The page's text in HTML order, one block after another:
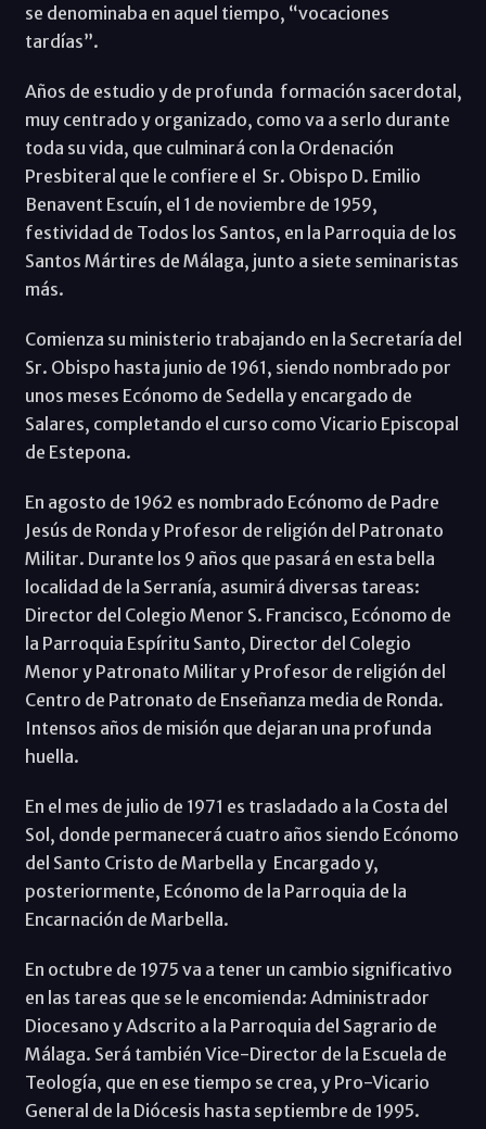
se denominaba en aquel tiempo, “vocaciones
tardías”.
Años de estudio y de profunda formación sacerdotal,
muy centrado y organizado, como va a serlo durante
toda su vida, que culminará con la Ordenación
Presbiteral que le confiere el Sr. Obispo D. Emilio
Benavent Escuín, el 1 de noviembre de 1959,
festividad de Todos los Santos, en la Parroquia de los
Santos Mártires de Málaga, junto a siete seminaristas
más.
Comienza su ministerio trabajando en la Secretaría del
Sr. Obispo hasta junio de 1961, siendo nombrado por
unos meses Ecónomo de Sedella y encargado de
Salares, completando el curso como Vicario Episcopal
de Estepona.
En agosto de 1962 es nombrado Ecónomo de Padre
Jesús de Ronda y Profesor de religión del Patronato
Militar. Durante los 9 años que pasará en esta bella
localidad de la Serranía, asumirá diversas tareas:
Director del Colegio Menor S. Francisco, Ecónomo de
la Parroquia Espíritu Santo, Director del Colegio
Menor y Patronato Militar y Profesor de religión del
Centro de Patronato de Enseñanza media de Ronda.
Intensos años de misión que dejaran una profunda
huella.
En el mes de julio de 1971 es trasladado a la Costa del
Sol, donde permanecerá cuatro años siendo Ecónomo
del Santo Cristo de Marbella y Encargado y,
posteriormente, Ecónomo de la Parroquia de la
Encarnación de Marbella.
En octubre de 1975 va a tener un cambio significativo
en las tareas que se le encomienda: Administrador
Diocesano y Adscrito a la Parroquia del Sagrario de
Málaga. Será también Vice-Director de la Escuela de
Teología, que en ese tiempo se crea, y Pro-Vicario
General de la Diócesis hasta septiembre de 1995.